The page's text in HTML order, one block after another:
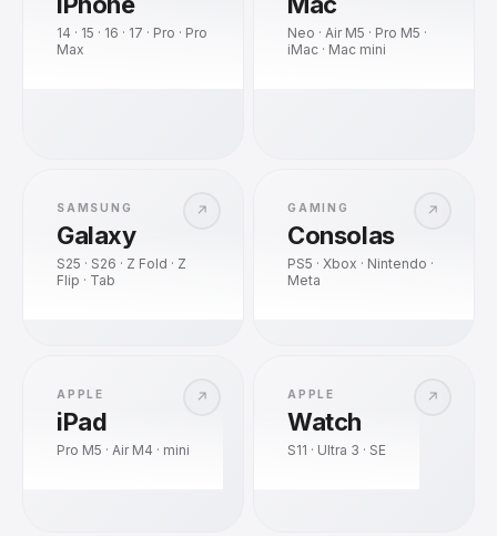
14 · 15 · 16 · 17 · Pro · Pro
Max
Neo · Air M5 · Pro M5 ·
iMac · Mac mini
↗
SAMSUNG
Galaxy
S25 · S26 · Z Fold · Z
Flip · Tab
↗
GAMING
Consolas
PS5 · Xbox · Nintendo ·
Meta
↗
APPLE
iPad
Pro M5 · Air M4 · mini
↗
APPLE
Watch
S11 · Ultra 3 · SE